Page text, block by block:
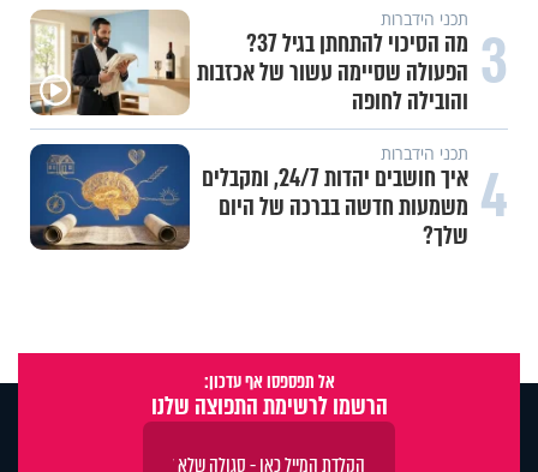
3 תכני הידברות
מה הסיכוי להתחתן בגיל 37?
הפעולה שסיימה עשור של אכזבות
והובילה לחופה
4 תכני הידברות
איך חושבים יהדות 24/7, ומקבלים
משמעות חדשה בברכה של היום
שלך?
אל תפספסו אף עדכון:
הרשמו לרשימת התפוצה שלנו